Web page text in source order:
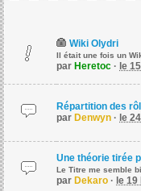
Wiki Olydri
Il était une fois un
par Heretoc · le
Répartition des
par Denwyn · le
Une théorie tirée
Le Titre me semble
par Dekaro · le